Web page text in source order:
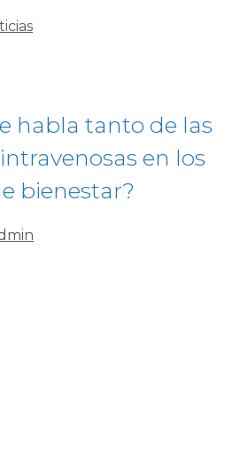
habla tanto de las
en los
bienestar?